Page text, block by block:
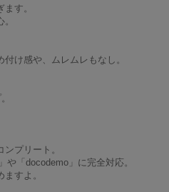
す。
け感や、ムレムレもなし。
プリート。
「docodemo」に完全対応。
すよ。